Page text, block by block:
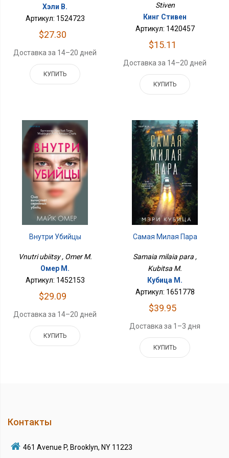
Хэли В.
Артикул: 1524723
$27.30
Доставка за 14–20 дней
КУПИТЬ
Stiven
Кинг Стивен
Артикул: 1420457
$15.11
Доставка за 14–20 дней
КУПИТЬ
Внутри Убийцы
Vnutri ubiitsy , Omer M.
Омер М.
Артикул: 1452153
$29.09
Доставка за 14–20 дней
КУПИТЬ
Самая Милая Пара
Samaia milaia para ,
Kubitsa M.
Кубица М.
Артикул: 1651778
$39.95
Доставка за 1–3 дня
КУПИТЬ
Контакты
461 Avenue P, Brooklyn, NY 11223